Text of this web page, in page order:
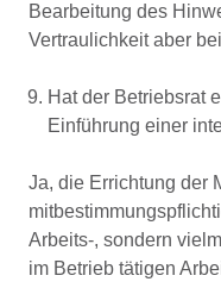
Bearbeitung des
Vertraulichkeit aber
Hat der Betriebsrat
Einführung einer
Ja, die Errichtung der
Arbeits-, sondern
im Betrieb tätigen